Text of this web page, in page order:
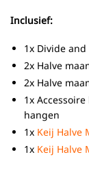
Inclusief:
1x Divide and
2x Halve
2x Halve
1x
hangen
1x Keij Halve
1x Keij Halve